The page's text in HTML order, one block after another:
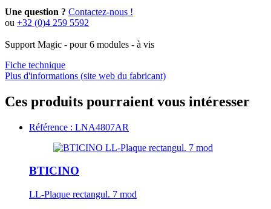
Une question ? Contactez-nous !
ou +32 (0)4 259 5592
Support Magic - pour 6 modules - à vis
Fiche technique
Plus d'informations (site web du fabricant)
Ces produits pourraient vous intéresser
Référence : LNA4807AR
BTICINO
LL-Plaque rectangul. 7 mod